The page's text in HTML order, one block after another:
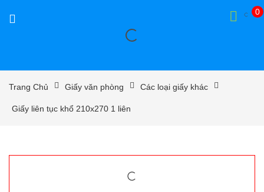
0
Trang Chủ Giấy văn phòng Các loại giấy khác
Giấy liên tục khổ 210x270 1 liên